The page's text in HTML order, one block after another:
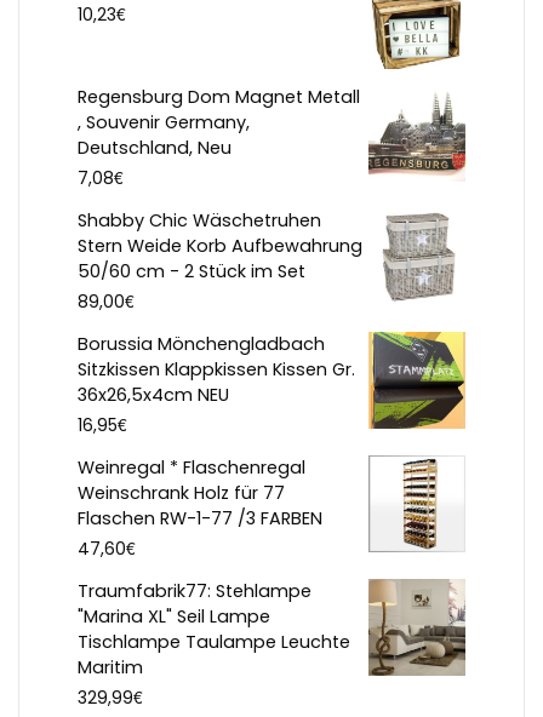
10,23€
Regensburg Dom Magnet Metall
, Souvenir Germany,
Deutschland, Neu
7,08€
Shabby Chic Wäschetruhen
Stern Weide Korb Aufbewahrung
50/60 cm - 2 Stück im Set
89,00€
Borussia Mönchengladbach
Sitzkissen Klappkissen Kissen Gr.
36x26,5x4cm NEU
16,95€
Weinregal * Flaschenregal
Weinschrank Holz für 77
Flaschen RW-1-77 /3 FARBEN
47,60€
Traumfabrik77: Stehlampe
"Marina XL" Seil Lampe
Tischlampe Taulampe Leuchte
Maritim
329,99€